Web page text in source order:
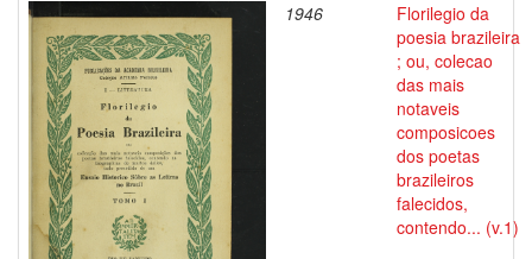
1946
Florilegio da
poesia brazileira
; ou, colecao
das mais
notaveis
composicoes
dos poetas
brazileiros
falecidos,
contendo... (v.1)